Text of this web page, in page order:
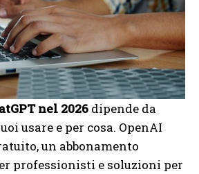
nel 2026 dipende da
usare e per cosa. OpenAI
un abbonamento
professionisti e soluzioni per